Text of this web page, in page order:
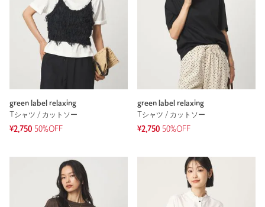
green label relaxing
Tシャツ / カットソー
¥2,750 50%OFF
green label relaxing
Tシャツ / カットソー
¥2,750 50%OFF